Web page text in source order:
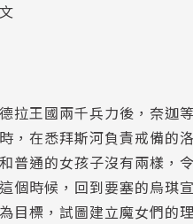
拉王國兩千兵力後，奈迦
，在悉拜斯河負責戒備的
普通的女孩子沒有兩樣，
個時候，回到要塞的烏
目標，試圖建立魔女們